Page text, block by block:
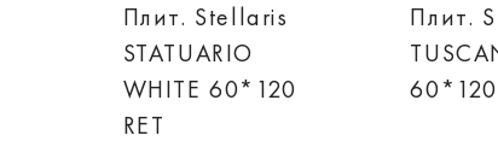
Плит. Stellaris
STATUARIO
WHITE 60*120
RET
Плит.
60*120